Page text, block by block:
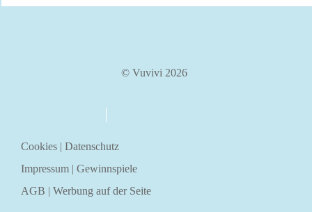
© Vuvivi 2026
Cookies | Datenschutz
Impressum | Gewinnspiele
AGB | Werbung auf der Seite